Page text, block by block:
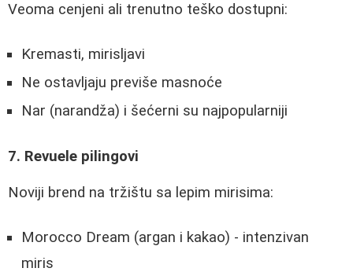
Veoma cenjeni ali trenutno teško dostupni:
Kremasti, mirisljavi
Ne ostavljaju previše masnoće
Nar (narandža) i šećerni su najpopularniji
7. Revuele pilingovi
Noviji brend na tržištu sa lepim mirisima:
Morocco Dream (argan i kakao) - intenzivan
miris